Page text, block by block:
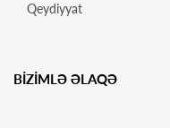
Qeydiyyat
BİZİMLƏ ƏLAQƏ